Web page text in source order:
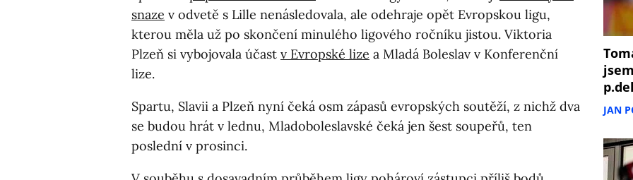
snaze v odvetě s Lille nenásledovala, ale odehraje opět Evropskou ligu,
kterou měla už po skončení minulého ligového ročníku jistou. Viktoria
Plzeň si vybojovala účast v Evropské lize a Mladá Boleslav v Konferenční
lize.
Spartu, Slavii a Plzeň nyní čeká osm zápasů evropských soutěží, z nichž dva
se budou hrát v lednu, Mladoboleslavské čeká jen šest soupeřů, ten
poslední v prosinci.
p.del
JAN